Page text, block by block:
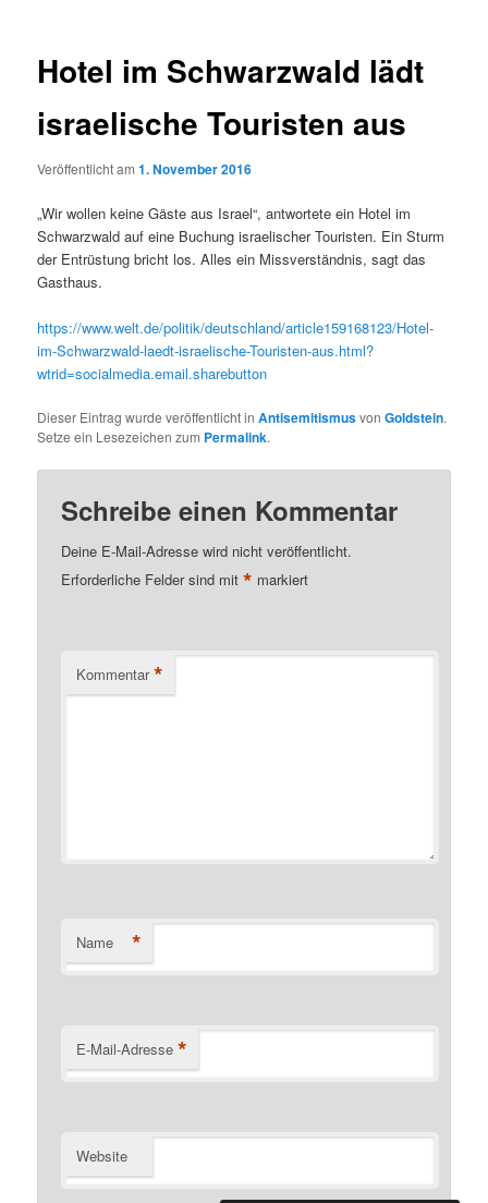
Hotel im Schwarzwald lädt
israelische Touristen aus
Veröffentlicht am1. November 2016
„Wir wollen keine Gäste aus Israel“, antwortete ein Hotel im
Schwarzwald auf eine Buchung israelischer Touristen. Ein Sturm
der Entrüstung bricht los. Alles ein Missverständnis, sagt das
Gasthaus.
https://www.welt.de/politik/deutschland/article159168123/Hotel-
im-Schwarzwald-laedt-israelische-Touristen-aus.html?
wtrid=socialmedia.email.sharebutton
Dieser Eintrag wurde veröffentlicht inAntisemitismusvonGoldstein.
Setze ein Lesezeichen zum Permalink.
Schreibe einen Kommentar
Deine E-Mail-Adresse wird nicht veröffentlicht.
Erforderliche Felder sind mit* markiert
Kommentar *
Name *
E-Mail-Adresse *
Website